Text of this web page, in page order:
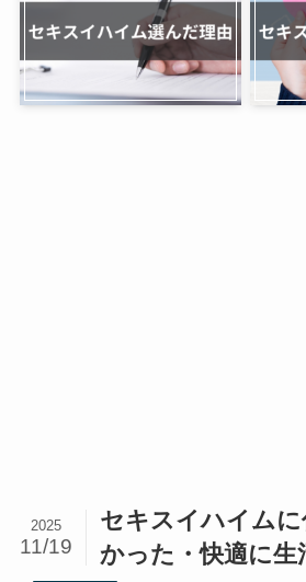
セキスイハイム
かった・快適に生
2025
11/19